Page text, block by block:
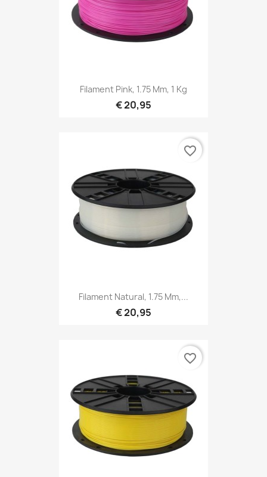
Filament Pink, 1.75 Mm, 1 Kg
€ 20,95
Filament Natural, 1.75 Mm,...
€ 20,95
favorite_border
favorite_border